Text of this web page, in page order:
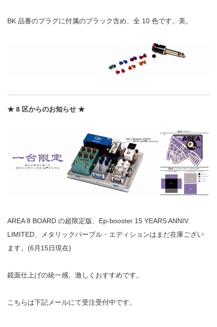
BK 品番のプラグに付属のブラック含め、全 10 色です。美。
★ 8 区からのお知らせ ★
AREA 8 BOARD の超限定版、 Ep-booster 15 YEARS ANNIV.
LIMITED
メタリックパープル・エディションはまだ在庫ござい
ます。 (6 月 15日現在)
鏡面仕上げの統一感、激しくおすすめです。
こちらは下記メールにて受注受付中です。